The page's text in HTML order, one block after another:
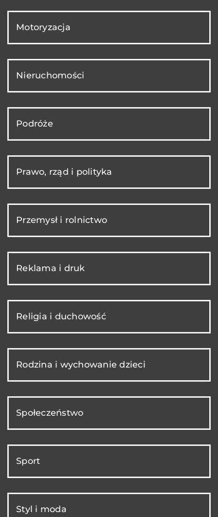
Motoryzacja
Nieruchomości
Podróże
Prawo, rząd i polityka
Przemysł i rolnictwo
Reklama i druk
Religia i duchowość
Rodzina i wychowanie dzieci
Społeczeństwo
Sport
Styl i moda